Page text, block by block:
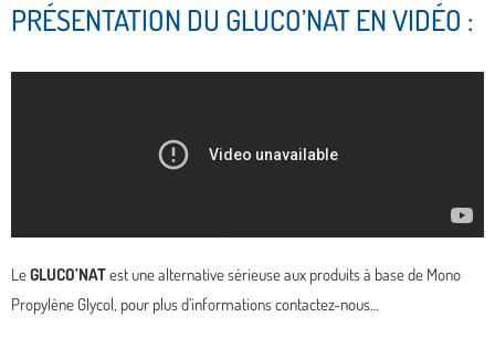
PRÉSENTATION DU GLUCO’NAT EN VIDÉO :
LeGLUCO’NATest une alternative sérieuse aux produits à base de Mono
Propylène Glycol, pour plus d’informations contactez-nous…